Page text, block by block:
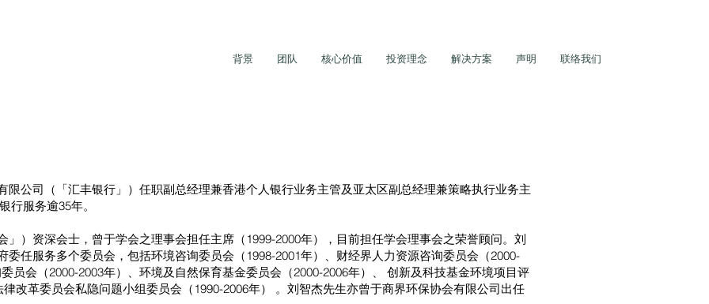
背景 团队 核心价值 投资理念 解决方案 声明 联络我们
限公司（「汇丰银行」）任职副总经理兼香港个人银行业务主管及亚太区副总经理兼策略执行业务主
行服务逾35年。
」）资深会士，曾于学会之理事会担任主席（1999-2000年），目前担任学会理事会之荣誉顾问。刘
委任服务多个委员会，包括环境咨询委员会（1998-2001年）、财经界人力资源咨询委员会（2000-
员会（2000-2003年）、环境及自然保育基金委员会（2000-2006年）、 创新及科技基金环境项目评
改革委员会私隐问题小组委员会（1990-2006年） 。刘智杰先生亦曾于商界环保协会有限公司出任